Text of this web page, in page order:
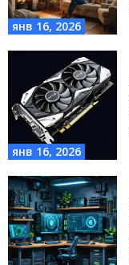
янв 16, 2026
янв 16, 2026